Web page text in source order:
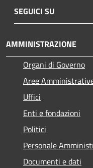
SEGUICI SU
AMMINISTRAZIONE
Organi di Governo
Aree
Uffici
Enti e fondazioni
Politici
Personale
Documenti e dati